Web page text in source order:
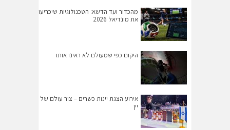
מהכדור ועד הדשא: הטכנולוגיות שיכריעו
את מונדיאל 2026
היקום כפי שמעולם לא ראינו אותו
אירוע הצגת יינות כשרים – צור עולם של
יין